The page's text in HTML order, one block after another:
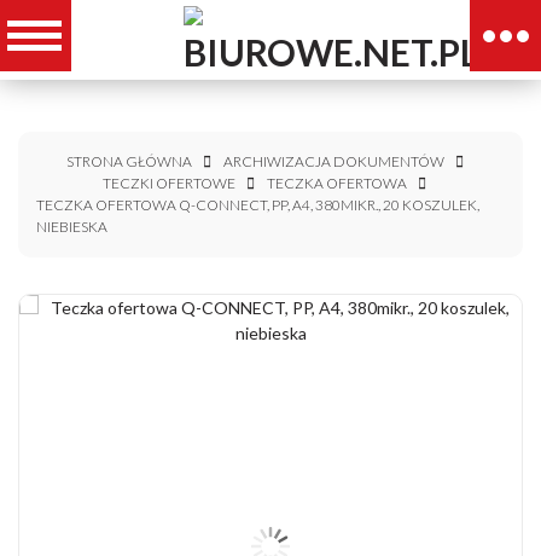
STRONA GŁÓWNA
ARCHIWIZACJA DOKUMENTÓW
TECZKI OFERTOWE
TECZKA OFERTOWA
TECZKA OFERTOWA Q-CONNECT, PP, A4, 380MIKR., 20 KOSZULEK,
NIEBIESKA